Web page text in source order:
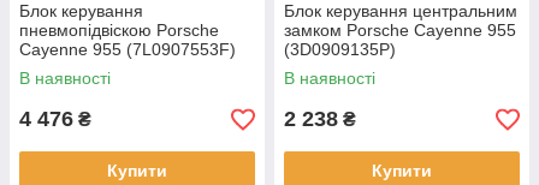
Блок керування
пневмопідвіскою Porsche
Cayenne 955 (7L0907553F)
В наявності
4 476 ₴
Купити
Блок керування центральним
замком Porsche Cayenne 955
(3D0909135P)
В наявності
2 238 ₴
Купити